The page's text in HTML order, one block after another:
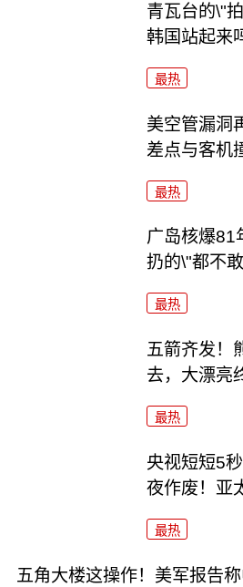
青瓦台的\"
韩国站起来
最热
美空管漏洞
差点与客机
最热
广岛核爆81
扔的\"都不敢
最热
五箭齐发！
去，大漂亮
最热
央视短短5
夜作废！亚
最热
五角大楼这操作！美军报告